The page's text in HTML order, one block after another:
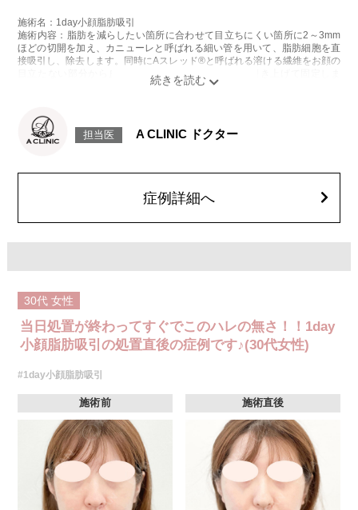
施術名：1day小顔脂肪吸引
施術内容：脂肪を減らしたい箇所に合わせて目立ちにくい箇所に2～3mm
ほどの切開を加え、カニューレと呼ばれる細い管を用いて、脂肪細胞を直
接吸引し、除去します。同時にAスレッド®と呼ばれる溶ける繊維をお顔の
目立たない部分から皮下へ挿入し、皮膚を内側から引き上げて固定しま
感などが術後一時的に生じることがございます。また、稀に貧血、細菌感
染症、左右差、施術箇所の知覚鈍麻、ぼこつき、硬結、瘢痕化、色素沈
顔の脂肪吸引箇所の追加 1ヶ所ごと+162,800円(税込)
オプション：笑気麻酔 3,300円(税込)
担当医 A CLINIC ドクター
症例詳細へ
30代 女性
当日処置が終わってすぐでこのハレの無さ！！1day
小顔脂肪吸引の処置直後の症例です♪(30代女性)
#1day小顔脂肪吸引
施術前 施術直後